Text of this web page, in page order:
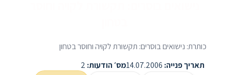
כותרת: נישואים בוסרים: תקשורת לקויה וחוסר בטחון
תאריך פנייה:
מס׳ הודעות: